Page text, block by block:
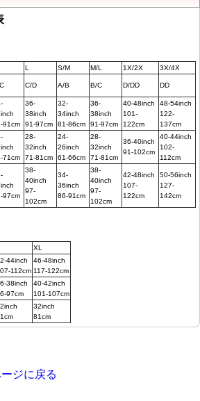
L S/M M/L 1X/2X
3X/4X
C/D A/B B/C D/DD DD
91cm
36-
38inch
91-97cm
32-
34inch
81-86cm
36-
38inch
91-97cm
40-48inch
101-
122cm
48-54inch
122-
137cm
71cm
28-
32inch
71-81cm
24-
26inch
61-66cm
28-
32inch
71-81cm
36-40inch
91-102cm
40-44inch
102-
112cm
97cm
38-
40inch
97-
102cm
34-
36inch
86-91cm
38-
40inch
97-
102cm
42-48inch
107-
122cm
50-56inch
127-
142cm
XL
44inch
112cm
46-48inch
117-122cm
38inch
97cm
40-42inch
101-107cm
32inch
81cm
ジに戻る